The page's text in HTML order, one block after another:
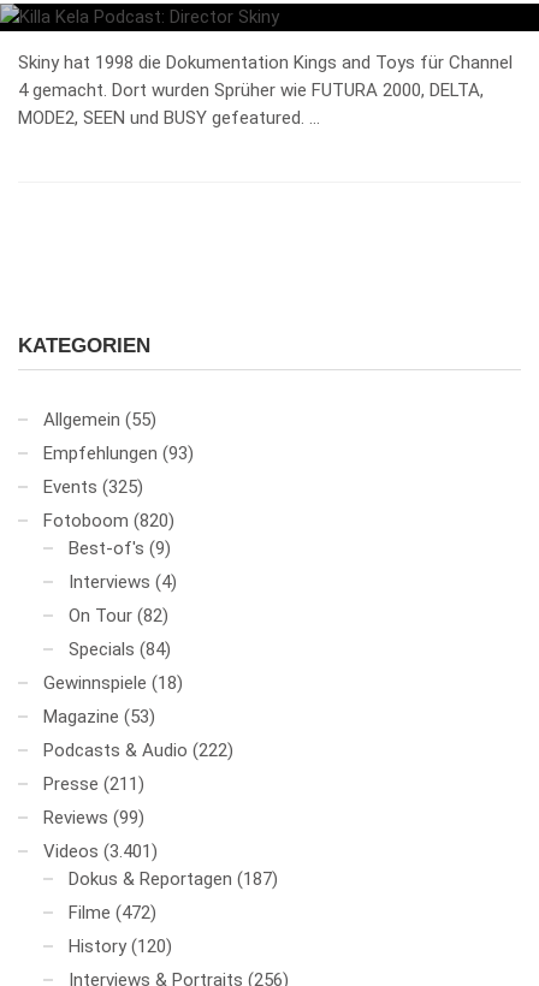
Skiny hat 1998 die Dokumentation Kings and Toys für Channel
4 gemacht. Dort wurden Sprüher wie FUTURA 2000, DELTA,
MODE2, SEEN und BUSY gefeatured. …
KATEGORIEN
Allgemein (55)
Empfehlungen (93)
Events (325)
Fotoboom (820)
Best-of's (9)
Interviews (4)
On Tour (82)
Specials (84)
Gewinnspiele (18)
Magazine (53)
Podcasts & Audio (222)
Presse (211)
Reviews (99)
Videos (3.401)
Dokus & Reportagen (187)
Filme (472)
History (120)
Interviews & Portraits (256)